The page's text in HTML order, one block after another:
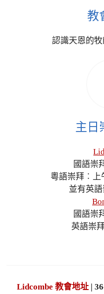
教
認識天恩的牧
主日
國語崇
粵語崇拜︰上
並有英
國語崇
英語崇
Lidcombe 教會地址|